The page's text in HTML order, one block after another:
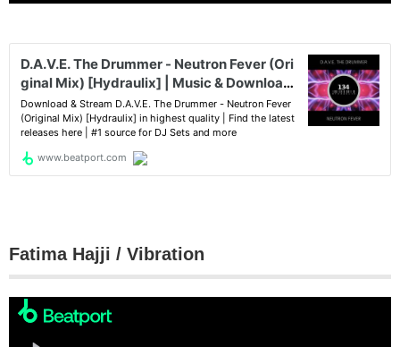
Fatima Hajji / Vibration